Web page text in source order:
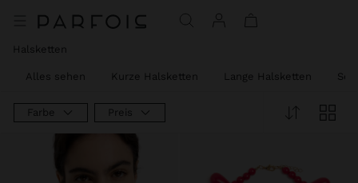
Halsketten
Alles sehen Kurze Halsketten Lange Halsketten
Farbe Preis